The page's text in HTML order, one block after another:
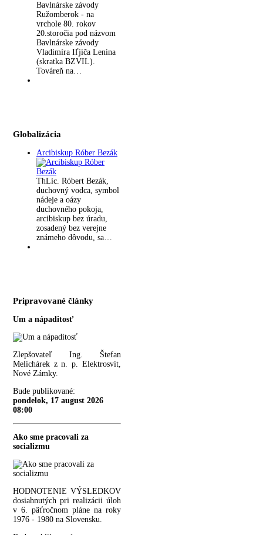
Bavlnárske závody
Ružomberok - na
vrchole 80. rokov
20.storočia pod názvom
Bavlnárske závody
Vladimíra Iľjiča Lenina
(skratka BZVIL).
Továreň na…
Globalizácia
Arcibiskup Róber Bezák
ThLic. Róbert Bezák,
duchovný vodca, symbol
nádeje a oázy
duchovného pokoja,
arcibiskup bez úradu,
zosadený bez verejne
známeho dôvodu, sa…
Pripravované články
Um a nápaditosť
Zlepšovateľ Ing. Štefan
Melichárek z n. p. Elektrosvit,
Nové Zámky.
Bude publikované:
pondelok, 17 august 2026
08:00
Ako sme pracovali za
socializmu
HODNOTENIE VÝSLEDKOV
dosiahnutých pri realizácii úloh
v 6. päťročnom pláne na roky
1976 - 1980 na Slovensku.